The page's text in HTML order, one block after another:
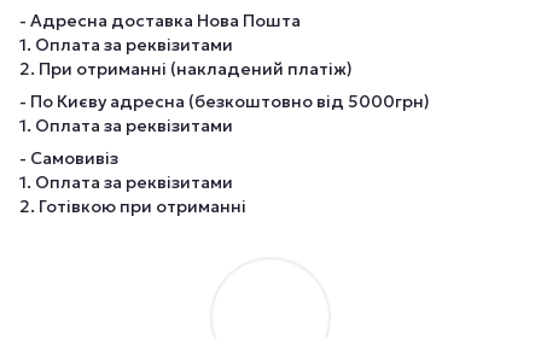
- Адресна доставка Нова Пошта
1. Оплата за реквізитами
2. При отриманні (накладений платіж)
- По Києву адресна (безкоштовно від 5000грн)
1. Оплата за реквізитами
- Самовивіз
1. Оплата за реквізитами
2. Готівкою при отриманні